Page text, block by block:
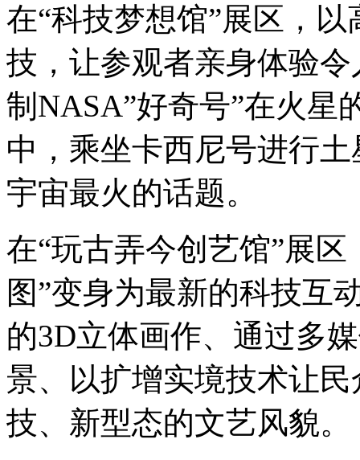
在“科技梦想馆”展区，
技，让参观者亲身体验
制NASA”好奇号”在火星
中，乘坐卡西尼号进行
宇宙最火的话题。
在“玩古弄今创艺馆”展
图”变身为最新的科技互
的3D立体画作、通过多
景、以扩增实境技术让
技、新型态的文艺风貌。